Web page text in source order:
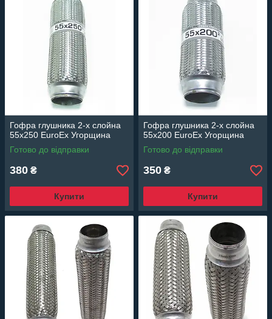
Гофра глушника 2-х слойна
55x250 EuroEx Угорщина
Готово до відправки
380 ₴
Купити
Гофра глушника 2-х слойна
55x200 EuroEx Угорщина
Готово до відправки
350 ₴
Купити